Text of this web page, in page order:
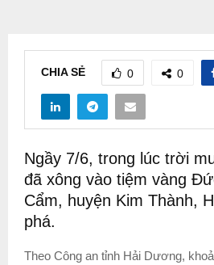
CHIA SẺ 0 0
Ngầy 7/6, trong lúc trời
đã xông vào tiệm vàng
Cẩm, huyện Kim Thành,
phá.
Theo Công an tỉnh Hải Dương,